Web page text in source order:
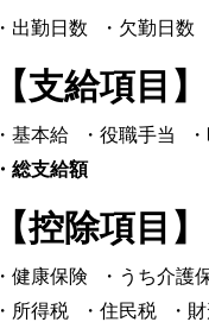
・出勤日数 ・欠勤日数
【支給項目】
・基本給 ・役職手当
・総支給額
【控除項目】
・健康保険
・うち介護
・所得税
・住民税 ・